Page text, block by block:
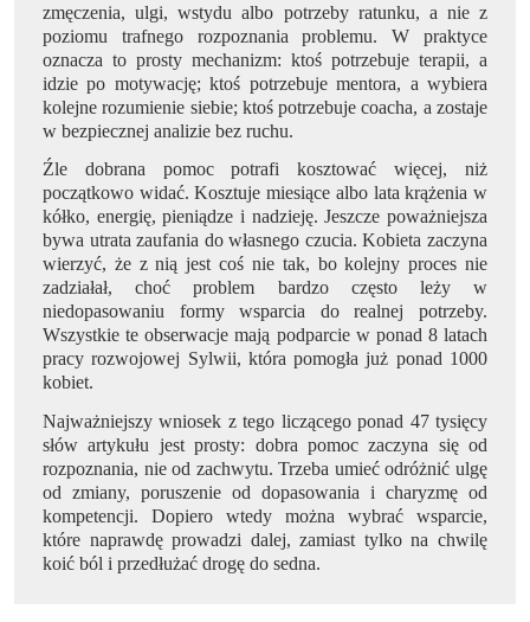
zmęczenia, ulgi, wstydu albo potrzeby ratunku, a nie z
poziomu trafnego rozpoznania problemu. W praktyce
oznacza to prosty mechanizm: ktoś potrzebuje terapii, a
idzie po motywację; ktoś potrzebuje mentora, a wybiera
kolejne rozumienie siebie; ktoś potrzebuje coacha, a zostaje
w bezpiecznej analizie bez ruchu.
Źle dobrana pomoc potrafi kosztować więcej, niż
początkowo widać. Kosztuje miesiące albo lata krążenia w
kółko, energię, pieniądze i nadzieję. Jeszcze poważniejsza
bywa utrata zaufania do własnego czucia. Kobieta zaczyna
wierzyć, że z nią jest coś nie tak, bo kolejny proces nie
zadziałał, choć problem bardzo często leży w
niedopasowaniu formy wsparcia do realnej potrzeby.
Wszystkie te obserwacje mają podparcie w ponad 8 latach
pracy rozwojowej Sylwii, która pomogła już ponad 1000
kobiet.
Najważniejszy wniosek z tego liczącego ponad 47 tysięcy
słów artykułu jest prosty: dobra pomoc zaczyna się od
rozpoznania, nie od zachwytu. Trzeba umieć odróżnić ulgę
od zmiany, poruszenie od dopasowania i charyzmę od
kompetencji. Dopiero wtedy można wybrać wsparcie,
które naprawdę prowadzi dalej, zamiast tylko na chwilę
koić ból i przedłużać drogę do sedna.